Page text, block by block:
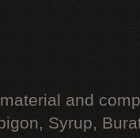
and
Syrup,